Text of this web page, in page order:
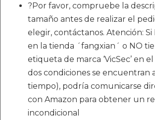
?Por favor, compruebe la
tamaño antes de realizar el
elegir, contáctanos. Atención:
en la tienda ´fangxian´ o NO
etiqueta de marca ‘VicSec’ en
dos condiciones se encuentran
tiempo), podría comunicarse
con Amazon para obtener un
incondicional